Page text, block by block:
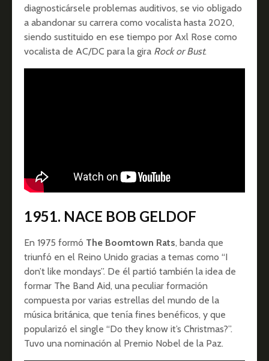
diagnosticársele problemas auditivos, se vio obligado
a abandonar su carrera como vocalista hasta 2020,
siendo sustituido en ese tiempo por Axl Rose como
vocalista de AC/DC para la gira Rock or Bust.
1951. NACE BOB GELDOF
En 1975 formó The Boomtown Rats, banda que
triunfó en el Reino Unido gracias a temas como “I
don’t like mondays”. De él partió también la idea de
formar The Band Aid, una peculiar formación
compuesta por varias estrellas del mundo de la
música británica, que tenía fines benéficos, y que
popularizó el single “Do they know it’s Christmas?”.
Tuvo una nominación al Premio Nobel de la Paz.